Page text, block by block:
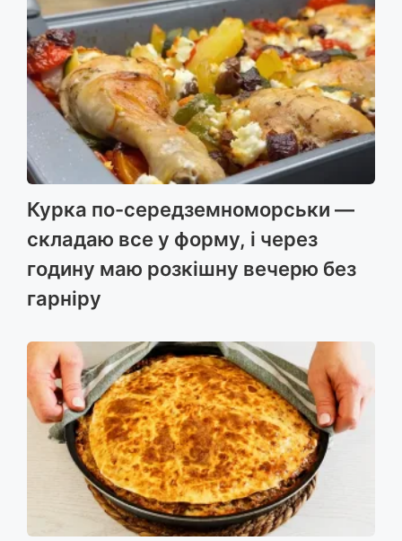
Курка по-середземноморськи —
складаю все у форму, і через
годину маю розкішну вечерю без
гарніру